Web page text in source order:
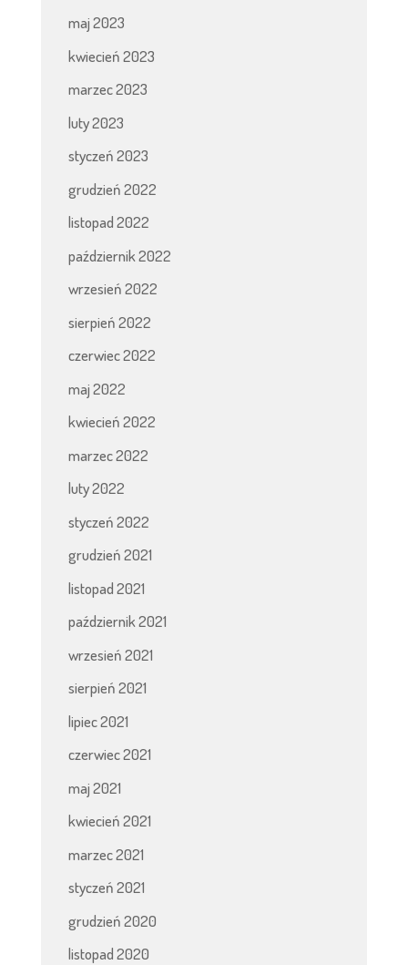
maj 2023
kwiecień 2023
marzec 2023
luty 2023
styczeń 2023
grudzień 2022
listopad 2022
październik 2022
wrzesień 2022
sierpień 2022
czerwiec 2022
maj 2022
kwiecień 2022
marzec 2022
luty 2022
styczeń 2022
grudzień 2021
listopad 2021
październik 2021
wrzesień 2021
sierpień 2021
lipiec 2021
czerwiec 2021
maj 2021
kwiecień 2021
marzec 2021
styczeń 2021
grudzień 2020
listopad 2020